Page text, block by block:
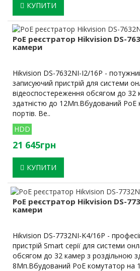
КУПИТИ
PoE реєстратор Hikvision DS-
камери
Hikvision DS-7632NI-I2/16P -
записуючий пристрій для системи
відеоспостереження обсягом до 32
здатністю до 12Мп.Вбудований PoE
портів. Ве..
HDD
21 645грн
КУПИТИ
PoE реєстратор Hikvision DS-
камери
Hikvision DS-7732NI-K4/16P -
пристрій Smart серії для системи
обсягом до 32 камер з роздільною
8Мп.Вбудований PoE комутатор на